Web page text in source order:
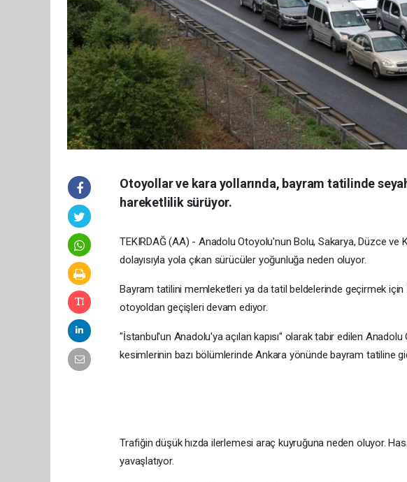
Otoyollar ve kara yollarında, bayram tatilinde
hareketlilik sürüyor.
TEKIRDAĞ (AA) - Anadolu Otoyolu'nun Bolu, Sakarya, Düzce ve
dolayısıyla yola çıkan sürücüler yoğunluğa neden oluyor.
Bayram tatilini memleketleri ya da tatil beldelerinde geçirmek
otoyoldan geçişleri devam ediyor.
"İstanbul'un Anadolu'ya açılan kapısı" olarak tabir edilen
kesimlerinin bazı bölümlerinde Ankara yönünde bayram tatiline
Trafiğin düşük hızda ilerlemesi araç kuyruğuna neden oluyor.
yavaşlatıyor.